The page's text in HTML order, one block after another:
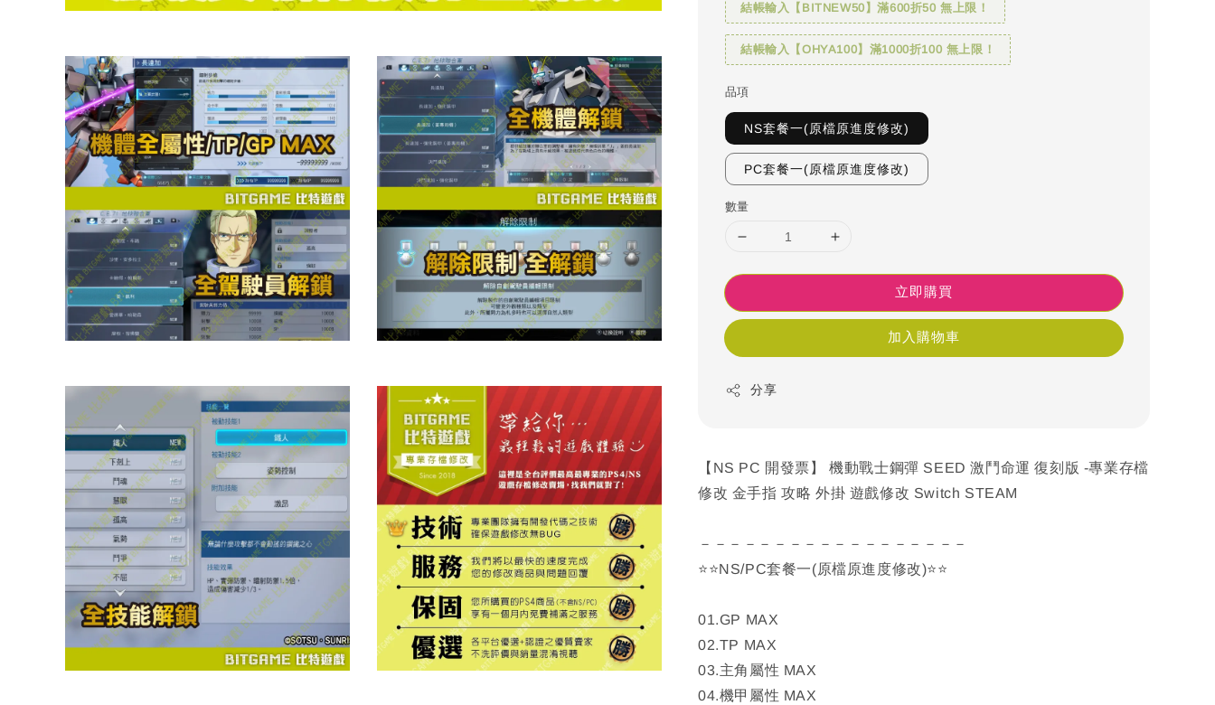
結帳輸入【BITNEW50】滿600折50 無上限！
結帳輸入【OHYA100】滿1000折100 無上限！
品項
NS套餐一(原檔原進度修改)
PC套餐一(原檔原進度修改)
數量
立即購買
加入購物車
分享
【NS PC 開發票】 機動戰士鋼彈 SEED 激鬥命運 復刻版 -專業存檔
修改 金手指 攻略 外掛 遊戲修改 Switch STEAM
－－－－－－－－－－－－－－－－－－
⭐⭐NS/PC套餐一(原檔原進度修改)⭐⭐
01.GP MAX
02.TP MAX
03.主角屬性 MAX
04.機甲屬性 MAX